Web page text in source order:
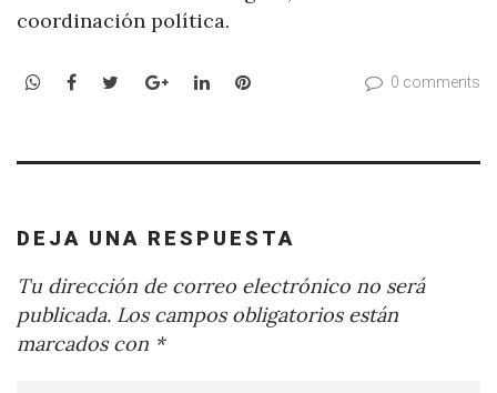
coordinación política.
WhatsApp
Facebook
TwitterGoogle+LinkedInPinterest 0 comments
DEJA UNA RESPUESTA
Tu dirección de correo electrónico no será
publicada. Los campos obligatorios están
marcados con *